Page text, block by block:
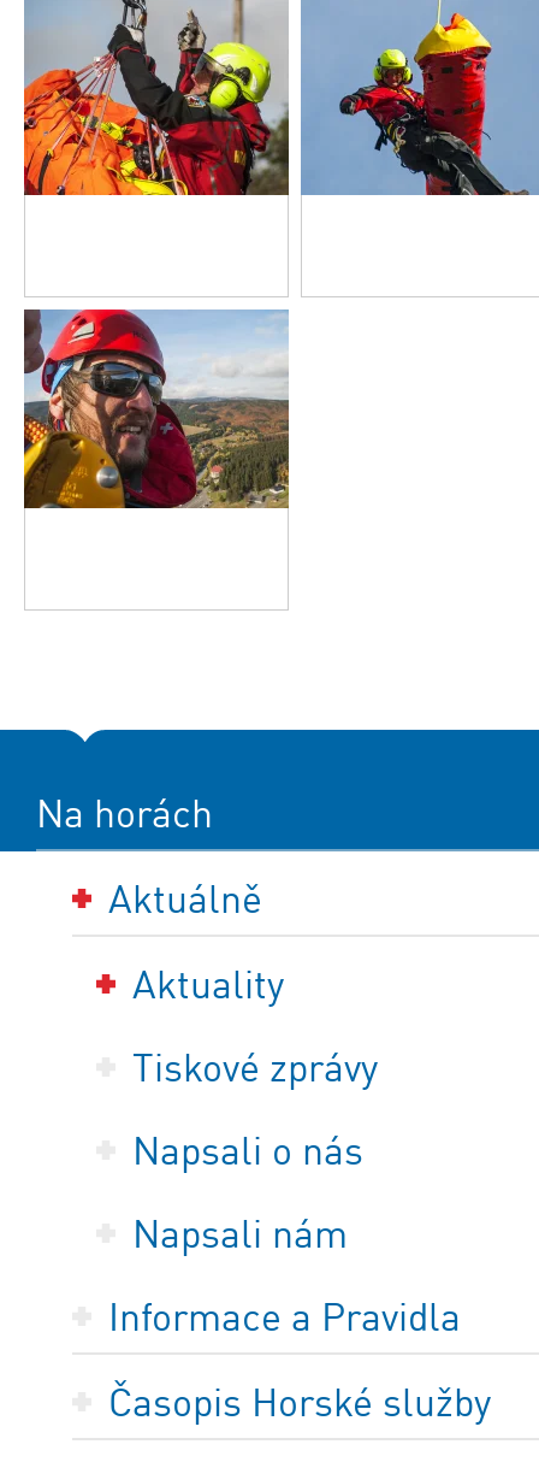
Na horách
Aktuálně
Aktuality
Tiskové zprávy
Napsali o nás
Napsali nám
Informace a Pravidla
Časopis Horské služby